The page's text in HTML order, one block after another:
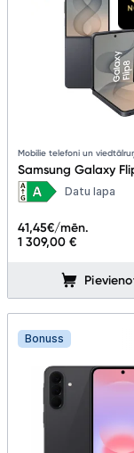
Mobilie telefoni un
Samsung Galaxy
12+256GB Graphite
Datu lapa
1 309,00 €
41,45€/mēn.
Bonuss